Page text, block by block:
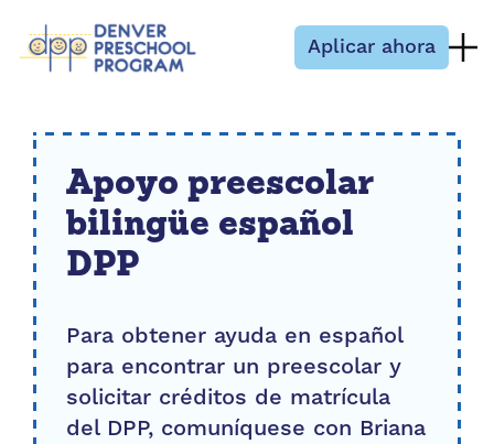
Aplicar ahora
Apoyo preescolar
bilingüe español
DPP
Para obtener ayuda en español
para encontrar un preescolar y
solicitar créditos de matrícula
del DPP, comuníquese con Briana